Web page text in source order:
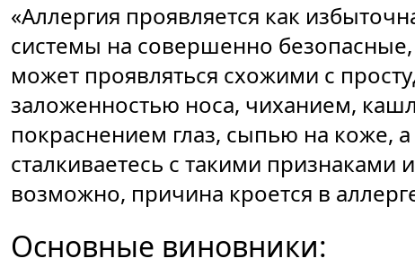
«Аллергия проявляется как
системы на совершенно
может проявляться схожими с
заложенностью носа, чиханием,
покраснением глаз, сыпью на коже,
сталкиваетесь с такими
возможно, причина кроется в
Основные виновники: